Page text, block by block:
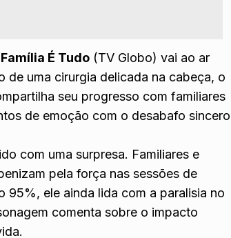
Família É Tudo (TV Globo) vai ao ar
de uma cirurgia delicada na cabeça, o
seu progresso com familiares
de emoção com o desabafo sincero
com uma surpresa. Familiares e
pela força nas sessões de
95%, ele ainda lida com a paralisia no
comenta sobre o impacto